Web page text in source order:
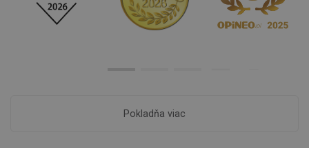
Pokladňa viac